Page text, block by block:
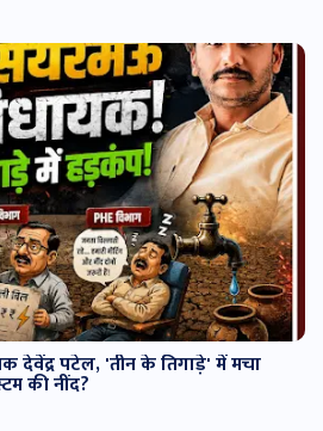
देवेंद्र पटेल, 'तीन के तिगाड़े' में मचा
की नींद?